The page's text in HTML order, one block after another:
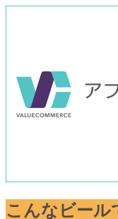
こんなビール